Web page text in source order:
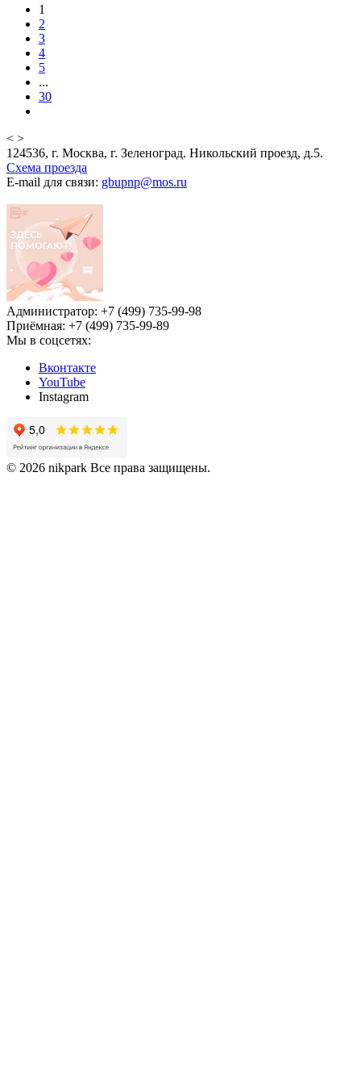
1
2
3
4
5
...
30
< >
124536, г. Москва, г. Зеленоград. Никольский проезд, д.5.
Схема проезда
E-mail для связи: gbupnp@mos.ru
Администратор: +7 (499) 735-99-98
Приёмная: +7 (499) 735-99-89
Мы в соцсетях:
Вконтакте
YouTube
Instagram
© 2026 nikpark Все права защищены.